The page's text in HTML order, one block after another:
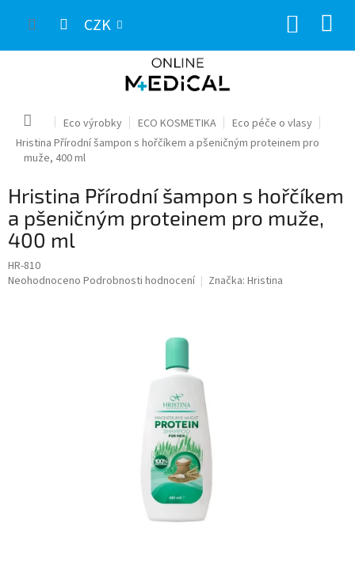
CZK
Domů Eco výrobky ECO KOSMETIKA
Eco péče o vlasy
Hristina Přírodní šampon s hořčíkem a pšeničným proteinem pro
muže, 400 ml
Hristina Přírodní šampon s hořčíkem
a pšeničným proteinem pro muže,
400 ml
HR-810
Průměrné
Neohodnoceno Podrobnosti hodnocení Značka: Hristina